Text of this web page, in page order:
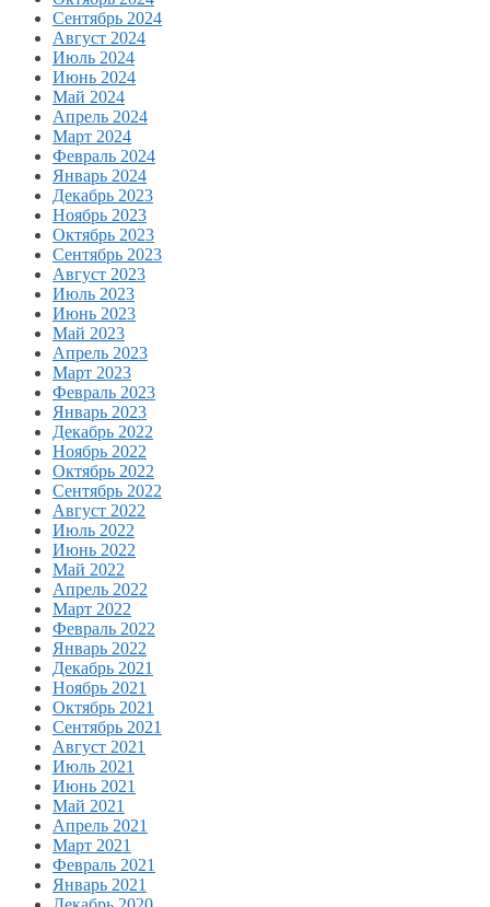
Сентябрь 2024
Август 2024
Июль 2024
Июнь 2024
Май 2024
Апрель 2024
Март 2024
Февраль 2024
Январь 2024
Декабрь 2023
Ноябрь 2023
Октябрь 2023
Сентябрь 2023
Август 2023
Июль 2023
Июнь 2023
Май 2023
Апрель 2023
Март 2023
Февраль 2023
Январь 2023
Декабрь 2022
Ноябрь 2022
Октябрь 2022
Сентябрь 2022
Август 2022
Июль 2022
Июнь 2022
Май 2022
Апрель 2022
Март 2022
Февраль 2022
Январь 2022
Декабрь 2021
Ноябрь 2021
Октябрь 2021
Сентябрь 2021
Август 2021
Июль 2021
Июнь 2021
Май 2021
Апрель 2021
Март 2021
Февраль 2021
Январь 2021